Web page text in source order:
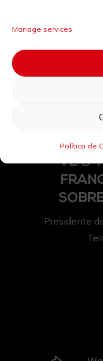
Manage services
Política de
MEUS
VÊ O
Presidente